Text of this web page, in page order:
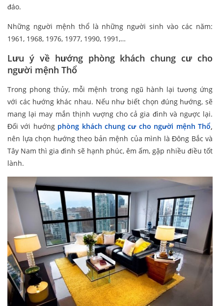
đáo.
Những người mệnh thổ là những người sinh vào các năm:
1961, 1968, 1976, 1977, 1990, 1991,…
Lưu ý về hướng phòng khách chung cư cho
người mệnh Thổ
Trong phong thủy, mỗi mệnh trong ngũ hành lại tương ứng
với các hướng khác nhau. Nếu như biết chọn đúng hướng, sẽ
mang lại may mắn thịnh vượng cho cả gia đình và ngược lại.
Đối với hướng phòng khách chung cư cho người mệnh Thổ,
nên lựa chọn hướng theo bản mệnh của mình là Đông Bắc và
Tây Nam thì gia đình sẽ hạnh phúc, êm ấm, gặp nhiều điều tốt
lành.